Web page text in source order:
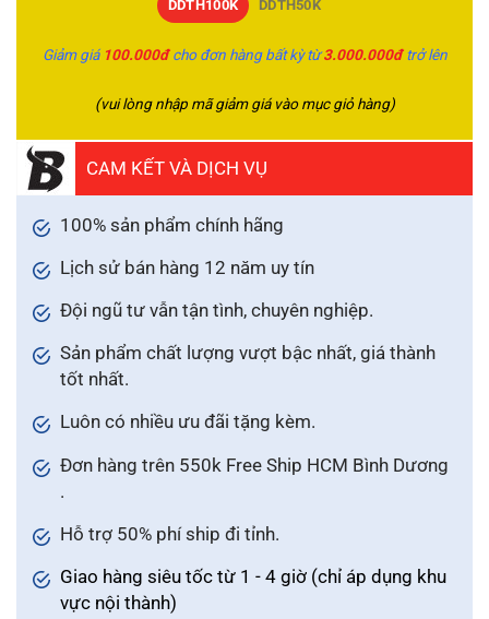
DDTH100K DDTH50K
Giảm giá 100.000đcho đơn hàng bất kỳ từ3.000.000đ trở lên
(vui lòng nhập mã giảm giá vào mục giỏ hàng)
CAM KẾT VÀ DỊCH VỤ
100% sản phẩm chính hãng
Lịch sử bán hàng 12 năm uy tín
Đội ngũ tư vẫn tận tình, chuyên nghiệp.
Sản phẩm chất lượng vượt bậc nhất, giá thành
tốt nhất.
Luôn có nhiều ưu đãi tặng kèm.
Đơn hàng trên 550k Free Ship HCM Bình Dương
.
Hỗ trợ 50% phí ship đi tỉnh.
Giao hàng siêu tốc từ 1 - 4 giờ (chỉ áp dụng khu
vực nội thành)